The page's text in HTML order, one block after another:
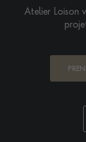
Atelier Loison